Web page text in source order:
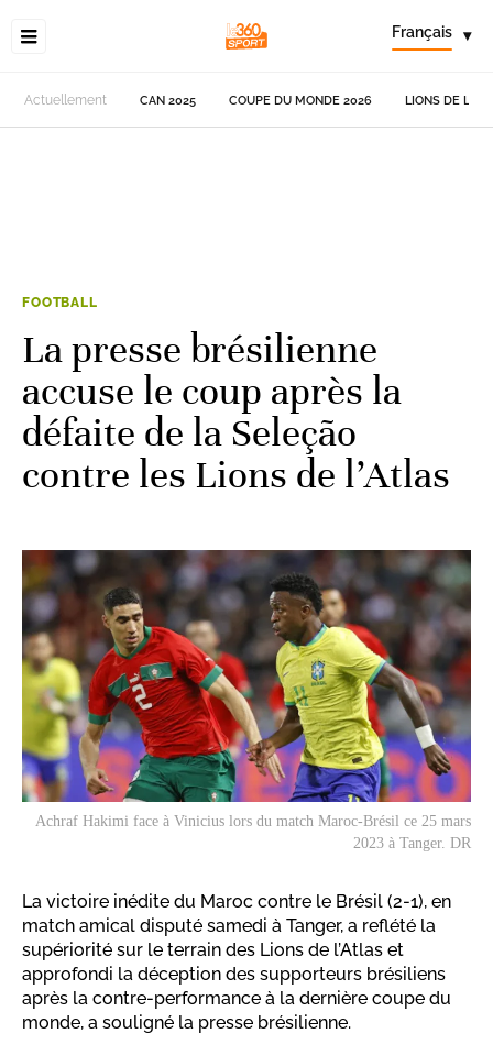
Français ▾
Actuellement CAN 2025 COUPE DU MONDE 2026 LIONS DE
FOOTBALL
La presse brésilienne
accuse le coup après la
défaite de la Seleção
contre les Lions de l’Atlas
Achraf Hakimi face à Vinicius lors du match Maroc-Brésil ce 25 mars
2023 à Tanger. DR
La victoire inédite du Maroc contre le Brésil (2-1), en
match amical disputé samedi à Tanger, a reflété la
supériorité sur le terrain des Lions de l’Atlas et
approfondi la déception des supporteurs brésiliens
après la contre-performance à la dernière coupe du
monde, a souligné la presse brésilienne.